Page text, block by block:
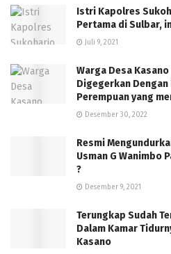
Istri Kapolres
Pertama di Sulbar,
Juli 9, 2021
Warga Desa
Digegerkan Dengan
Perempuan yang
Desember 30, 2022
Resmi
Usman G Wanimbo
?
Desember 9, 2021
Terungkap Sudah
Dalam Kamar
Kasano